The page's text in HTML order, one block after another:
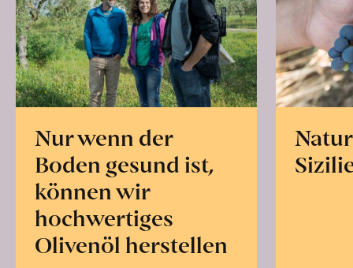
Nur wenn der
Boden gesund ist,
können wir
hochwertiges
Olivenöl herstellen